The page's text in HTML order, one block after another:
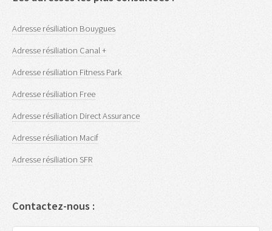
Adresse résiliation Bouygues
Adresse résiliation Canal +
Adresse résiliation Fitness Park
Adresse résiliation Free
Adresse résiliation Direct Assurance
Adresse résiliation Macif
Adresse résiliation SFR
Contactez-nous :